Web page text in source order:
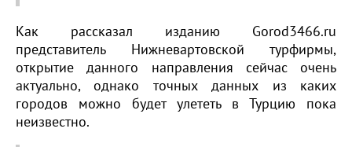
Как рассказал изданию Gorod3466.ru
представитель Нижневартовской турфирмы,
открытие данного направления сейчас очень
актуально, однако точных данных из каких
городов можно будет улететь в Турцию пока
неизвестно.